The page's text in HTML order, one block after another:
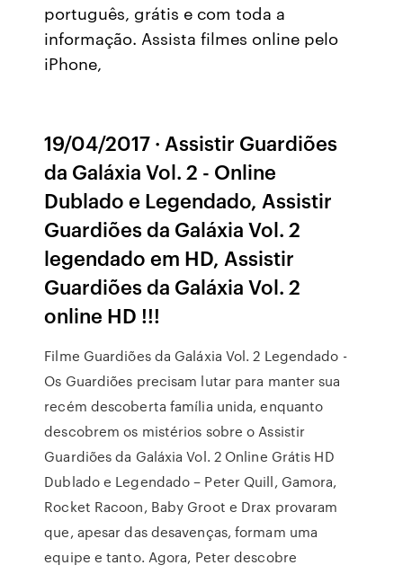
português, grátis e com toda a
informação. Assista filmes online pelo
iPhone,
19/04/2017 · Assistir Guardiões
da Galáxia Vol. 2 - Online
Dublado e Legendado, Assistir
Guardiões da Galáxia Vol. 2
legendado em HD, Assistir
Guardiões da Galáxia Vol. 2
online HD !!!
Filme Guardiões da Galáxia Vol. 2 Legendado -
Os Guardiões precisam lutar para manter sua
recém descoberta família unida, enquanto
descobrem os mistérios sobre o Assistir
Guardiões da Galáxia Vol. 2 Online Grátis HD
Dublado e Legendado – Peter Quill, Gamora,
Rocket Racoon, Baby Groot e Drax provaram
que, apesar das desavenças, formam uma
equipe e tanto. Agora, Peter descobre